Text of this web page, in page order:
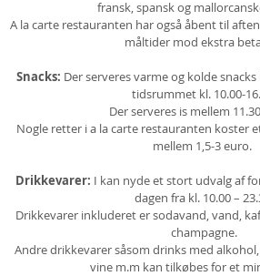
fransk, spansk og
A la carte restauranten har også åbent til
måltider mod ekstra
Snacks: Der serveres varme og kolde
tidsrummet kl. 10.00-
Der serveres is mellem
Nogle retter i a la carte restauranten koster
mellem 1,5-3 euro.
Drikkevarer: I kan nyde et stort udvalg af
dagen fra kl. 10.00 –
Drikkevarer inkluderet er sodavand, vand,
champagne.
Andre drikkevarer såsom drinks med
vine m.m kan tilkøbes for et